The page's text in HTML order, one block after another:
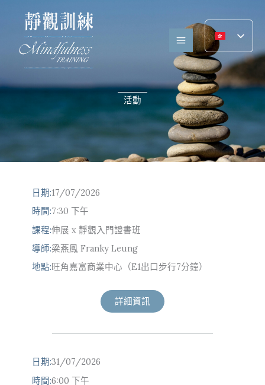
活動
日期:17/07/2026
時間:7:30 下午
課程:伸展 x 靜觀入門證書班
導師:梁燕鳳 Franky Leung
地點:旺角嘉富商業中心（E1出口步行7分鐘）
詳細資訊
日期:31/07/2026
時間:6:00 下午